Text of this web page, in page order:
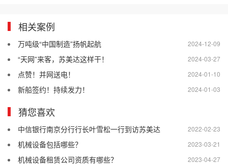
相关案例
2024-12-09
万吨级“中国制造”扬帆起航
2024-03-27
“天网”来客，苏美达这样干！
2024-01-10
点赞！并网送电！
2024-01-03
新船签约！持续发力！
猜您喜欢
2022-02-23
中信银行南京分行行长叶雪松一行到访苏美达
2023-03-21
机械设备包括哪些？
2023-04-27
机械设备租赁公司资质有哪些？